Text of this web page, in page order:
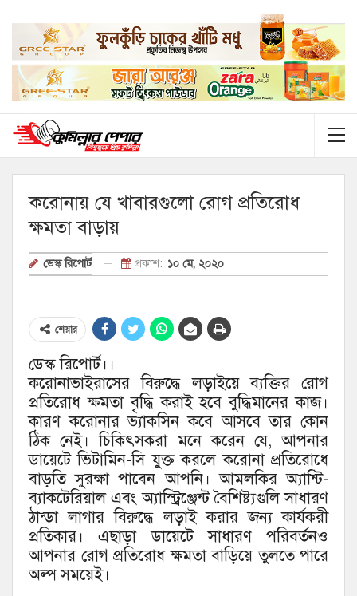
করোনায় যে খাবারগুলো রোগ প্রতিরোধ
ক্ষমতা বাড়ায়
ডেস্ক রিপোর্ট প্রকাশ: ১০ মে, ২০২০
শেয়ার
ডেস্ক রিপোর্ট।।
করোনাভাইরাসের বিরুদ্ধে লড়াইয়ে ব্যক্তির রোগ
প্রতিরোধ ক্ষমতা বৃদ্ধি করাই হবে বুদ্ধিমানের কাজ।
কারণ করোনার ভ্যাকসিন কবে আসবে তার কোন
ঠিক নেই। চিকিৎসকরা মনে করেন যে, আপনার
ডায়েটে ভিটামিন-সি যুক্ত করলে করোনা প্রতিরোধে
বাড়তি সুরক্ষা পাবেন আপনি। আমলকির অ্যান্টি-
ব্যাকটেরিয়াল এবং অ্যাস্ট্রিঞ্জেন্ট বৈশিষ্ট্যগুলি সাধারণ
ঠান্ডা লাগার বিরুদ্ধে লড়াই করার জন্য কার্যকরী
প্রতিকার। এছাড়া ডায়েটে সাধারণ পরিবর্তনও
আপনার রোগ প্রতিরোধ ক্ষমতা বাড়িয়ে তুলতে পারে
অল্প সময়েই।